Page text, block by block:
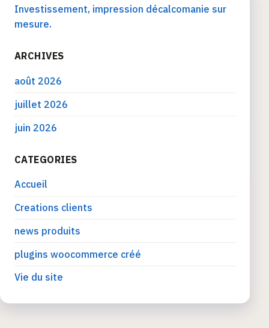
Investissement, impression décalcomanie sur
mesure.
ARCHIVES
août 2026
juillet 2026
juin 2026
CATEGORIES
Accueil
Creations clients
news produits
plugins woocommerce créé
Vie du site